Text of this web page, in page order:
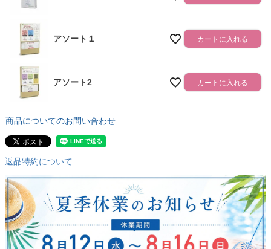
アソート１ カートに入れる
アソート2 カートに入れる
商品についてのお問い合わせ
返品特約について